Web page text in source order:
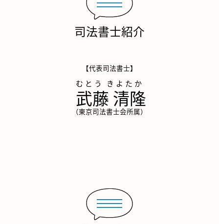
司法書士紹介
【代表司法書士】
武藤 清隆
（東京司法書士会所属）